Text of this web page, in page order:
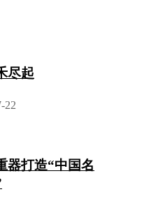
尽起
22
器打造“中国名